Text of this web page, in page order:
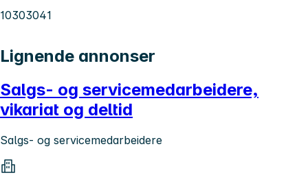
10303041
Lignende annonser
Salgs- og servicemedarbeidere,
vikariat og deltid
Salgs- og servicemedarbeidere